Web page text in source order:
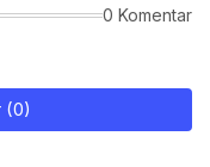
0 Komentar
(0)